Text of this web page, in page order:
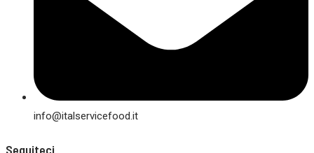
info@italservicefood.it
Seguiteci